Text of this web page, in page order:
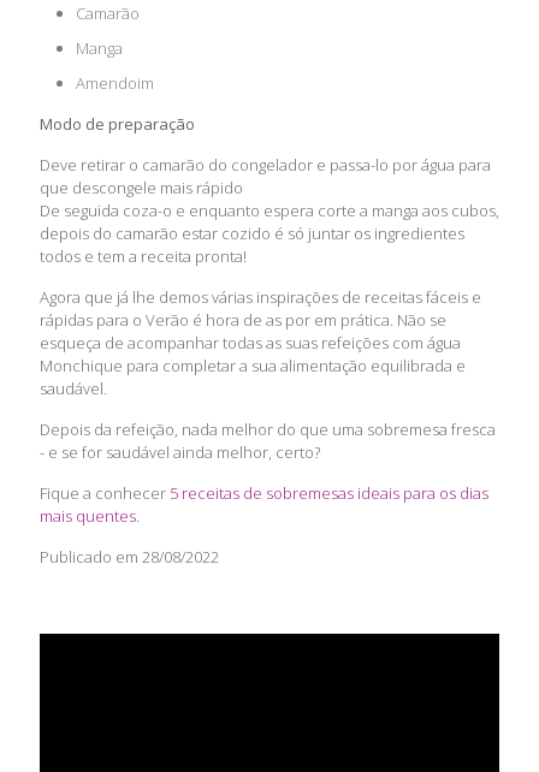
Camarão
Manga
Amendoim
Modo de preparação
Deve retirar o camarão do congelador e passa-lo por água para
que descongele mais rápido
De seguida coza-o e enquanto espera corte a manga aos cubos,
depois do camarão estar cozido é só juntar os ingredientes
todos e tem a receita pronta!
Agora que já lhe demos várias inspirações de receitas fáceis e
rápidas para o Verão é hora de as por em prática. Não se
esqueça de acompanhar todas as suas refeições com água
Monchique para completar a sua alimentação equilibrada e
saudável.
Depois da refeição, nada melhor do que uma sobremesa fresca
- e se for saudável ainda melhor, certo?
Fique a conhecer 5 receitas de sobremesas ideais para os dias
mais quentes.
Publicado em 28/08/2022